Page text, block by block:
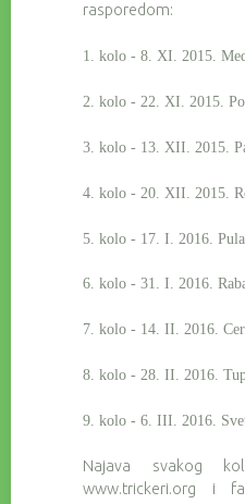
rasporedom:
1. kolo - 8. XI. 2015.
2. kolo - 22. XI. 2015.
3. kolo - 13. XII. 2015.
4. kolo - 20. XII. 2015.
5. kolo - 17. I. 2016.
6. kolo - 31. I. 2016.
7. kolo - 14. II. 2016.
8. kolo - 28. II. 2016.
9. kolo - 6. III. 2016.
Najava svakog
www.trickeri.org i